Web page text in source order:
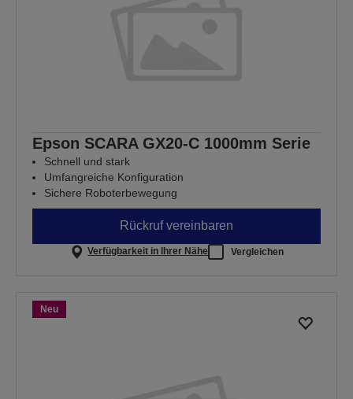
Epson SCARA GX20-C 1000mm Serie
Schnell und stark
Umfangreiche Konfiguration
Sichere Roboterbewegung
Rückruf vereinbaren
Verfügbarkeit in Ihrer Nähe Vergleichen
Neu